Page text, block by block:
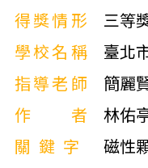
得獎情形
三等
學校名稱
臺北
指導老師
簡麗
作者
林佑
關鍵字
磁性